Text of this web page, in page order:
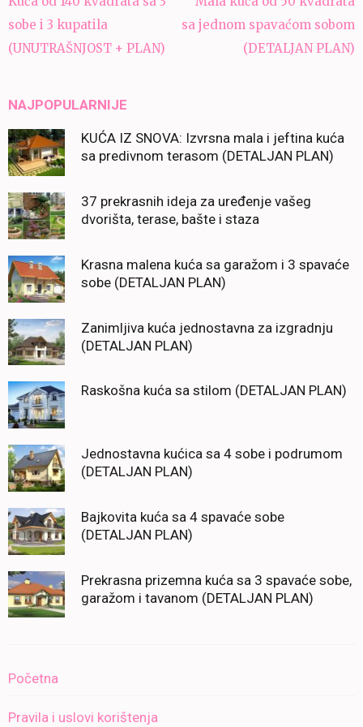
članaka
sobe i 3 kupatila
(UNUTRAŠNJOST + PLAN)
sa jednom spavaćom sobom
(DETALJAN PLAN)
NAJPOPULARNIJE
KUĆA IZ SNOVA: Izvrsna mala i jeftina kuća
sa predivnom terasom (DETALJAN PLAN)
37 prekrasnih ideja za uređenje vašeg
dvorišta, terase, bašte i staza
Krasna malena kuća sa garažom i 3 spavaće
sobe (DETALJAN PLAN)
Zanimljiva kuća jednostavna za izgradnju
(DETALJAN PLAN)
Raskošna kuća sa stilom (DETALJAN PLAN)
Jednostavna kućica sa 4 sobe i podrumom
(DETALJAN PLAN)
Bajkovita kuća sa 4 spavaće sobe
(DETALJAN PLAN)
Prekrasna prizemna kuća sa 3 spavaće sobe,
garažom i tavanom (DETALJAN PLAN)
Početna
Pravila i uslovi korištenja